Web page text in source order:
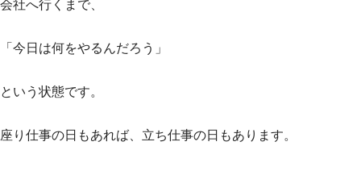
会社へ行くまで、
「今日は何をやるんだろう」
という状態です。
座り仕事の日もあれば、立ち仕事の日もあります。